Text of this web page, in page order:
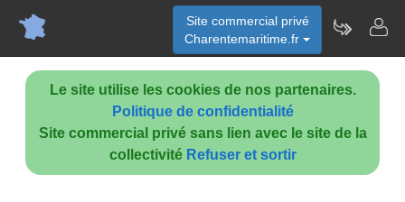
Le site utilise les cookies de nos partenaires.
Politique de confidentialité
Site commercial privé sans lien avec le site de la
collectivité Refuser et sortir
Site commercial privé
Charentemaritime.fr